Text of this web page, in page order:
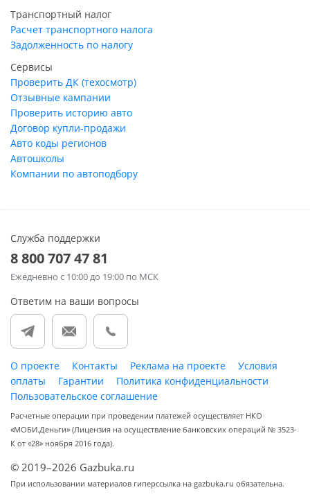
Транспортный налог
Расчет транспортного налога
Задолженность по налогу
Сервисы
Проверить ДК (техосмотр)
Отзывные кампании
Проверить историю авто
Договор купли-продажи
Авто коды регионов
Автошколы
Компании по автоподбору
Служба поддержки
8 800 707 47 81
Ежедневно с 10:00 до 19:00 по МСК
Ответим на ваши вопросы
О проекте Контакты Реклама на проекте
Условия
оплаты
Гарантии
Политика конфиденциальности
Пользовательское соглашение
Расчетные операции при проведении платежей осуществляет НКО
«МОБИ.Деньги» (Лицензия на осуществление банковских операций № 3523-
К от «28» ноября 2016 года).
© 2019–2026 Gazbuka.ru
При использовании материалов гиперссылка на gazbuka.ru обязательна.